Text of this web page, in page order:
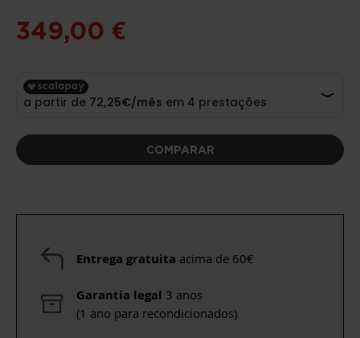
349,00 €
COMPARAR
Entrega gratuita acima de 60€
Garantia legal 3 anos
(1 ano para recondicionados)